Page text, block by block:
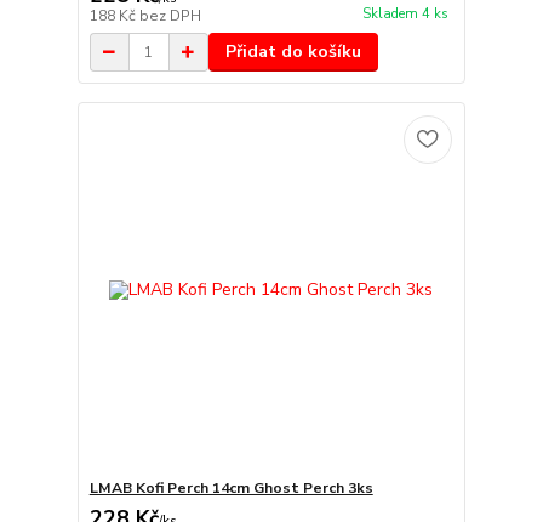
188 Kč bez DPH Skladem 4 ks
Přidat do košíku
LMAB Kofi Perch 14cm Ghost Perch 3ks